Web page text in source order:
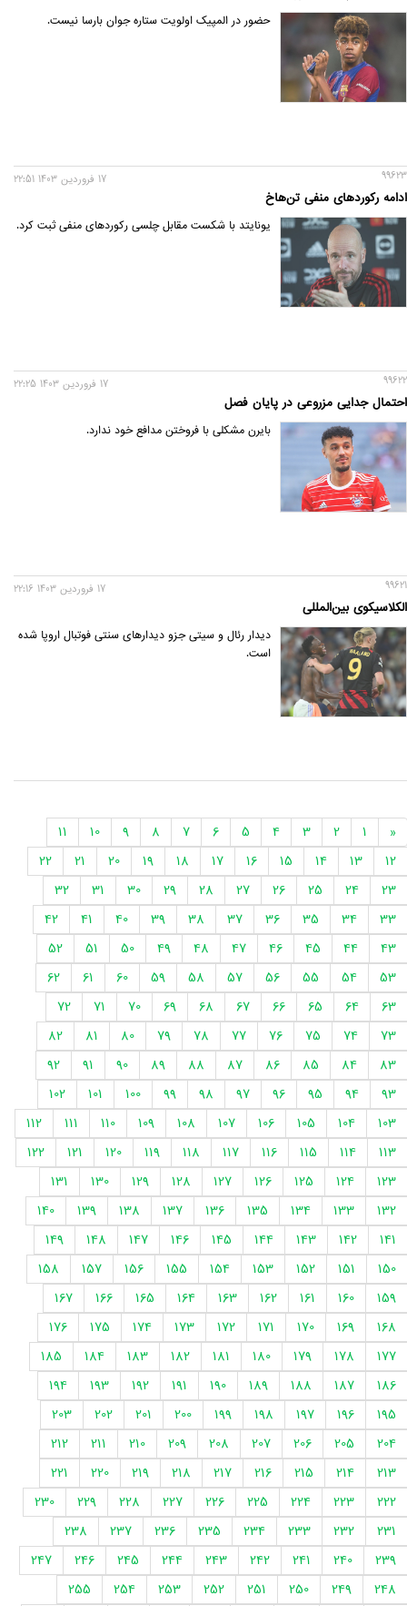
حضور در المپیک اولویت ستاره جوان بارسا نیست.
99623
ادامه رکوردهای منفی تن‌هاخ
17 فروردين 1403 22:51
یونایتد با شکست مقابل چلسی رکوردهای منفی ثبت کرد.
99622
احتمال جدایی مزروعی در پایان فصل
17 فروردين 1403 22:25
بایرن مشکلی با فروختن مدافع خود ندارد.
99621
الکلاسیکوی بین‌المللی
17 فروردين 1403 22:16
دیدار رئال و سیتی جزو دیدارهای سنتی فوتبال اروپا شده
است.
«
1
2
3
4
5
6
7
8
9
10
11
12
13
14
15
16
17
18
19
20
21
22
23
24
25
26
27
28
29
30
31
32
33
34
35
36
37
38
39
40
41
42
43
44
45
46
47
48
49
50
51
52
53
54
55
56
57
58
59
60
61
62
63
64
65
66
67
68
69
70
71
72
73
74
75
76
77
78
79
80
81
82
83
84
85
86
87
88
89
90
91
92
93
94
95
96
97
98
99
100
101
102
103
104
105
106
107
108
109
110
111
112
113
114
115
116
117
118
119
120
121
122
123
124
125
126
127
128
129
130
131
132
133
134
135
136
137
138
139
140
141
142
143
144
145
146
147
148
149
150
151
152
153
154
155
156
157
158
159
160
161
162
163
164
165
166
167
168
169
170
171
172
173
174
175
176
177
178
179
180
181
182
183
184
185
186
187
188
189
190
191
192
193
194
195
196
197
198
199
200
201
202
203
204
205
206
207
208
209
210
211
212
213
214
215
216
217
218
219
220
221
222
223
224
225
226
227
228
229
230
231
232
233
234
235
236
237
238
239
240
241
242
243
244
245
246
247
248
249
250
251
252
253
254
255